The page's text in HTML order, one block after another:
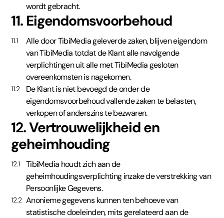
wordt gebracht.
11. Eigendomsvoorbehoud
11.1
Alle door TibiMedia geleverde zaken, blijven eigendom
van TibiMedia totdat de Klant alle navolgende
verplichtingen uit alle met TibiMedia gesloten
overeenkomsten is nagekomen.
11.2
De Klant is niet bevoegd de onder de
eigendomsvoorbehoud vallende zaken te belasten,
verkopen of anderszins te bezwaren.
12. Vertrouwelijkheid en
geheimhouding
12.1
TibiMedia houdt zich aan de
geheimhoudingsverplichting inzake de verstrekking van
Persoonlijke Gegevens.
12.2 Anonieme gegevens kunnen ten behoeve van
statistische doeleinden, mits gerelateerd aan de